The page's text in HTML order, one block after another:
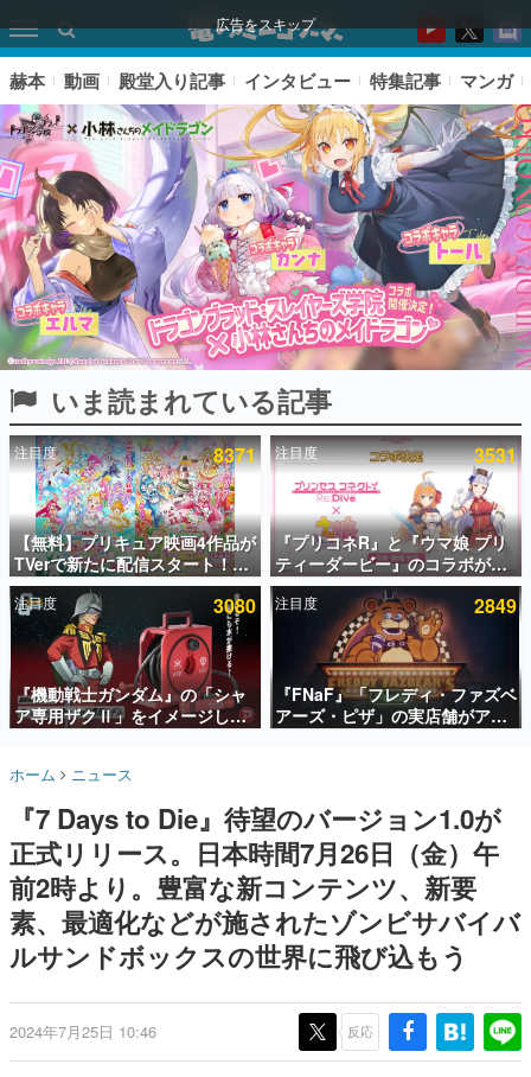
広告をスキップ
ピックアップ
電ファミのいま読まれている記事ランキング
アプリセール情報
インタビュー
連載・特集一覧
殿堂入り記事
SNS拡散数が数千以上！ ページビュー数万以上！ などな
ど。多くの人々に読まれた、電ファミ渾身の“殿堂入り”記
事をまとめました。
名作ゲームクリエイターの方々に製作時のエピソードをお
きます。
赫本
この物語を解いてはいけない。『赫本』は、〈試験問題〉
の形をした短編ホラー小説集です。
新世代に訊く
これからのデジタルゲーム市場を担う若きクリエイター達
ゲーム世代の作家たち
ゲームに多大な影響を受けた作家さんに取材し、ゲームが
赫本 動画 殿堂入り記事 インタビュー 特集記事 マンガ
いま読まれている記事
注目度 8371
【無料】プリキュア映画4作品が
TVerで新たに配信スタート！な
んと2018年～2024年の映画ほぼ
すべてが見放題に、ぶっちゃけ
ありえないラインナップ
注目度 3531
『プリコネR』と『ウマ娘 プリ
ティーダービー』のコラボが決
定！“最大170連無料”の8.5周年
キャンペーンなども発表
注目度 3080
『機動戦士ガンダム』の「シャ
ア専用ザクⅡ」をイメージした
散水ホースリールが予約開始。
ークやジオン公国軍のエンブレ
注目度 2849
『FNaF』「フレディ・ファズベ
アーズ・ピザ」の実店舗がアメ
リカの商業施設「American
没入型のホラー体験も楽しめる
ホーム ニュース
『7 Days to Die』待望のバージョン1.0が
正式リリース。日本時間7月26日（金）午
前2時より。豊富な新コンテンツ、新要
素、最適化などが施されたゾンビサバイバ
ルサンドボックスの世界に飛び込もう
2024年7月25日 10:46 反応